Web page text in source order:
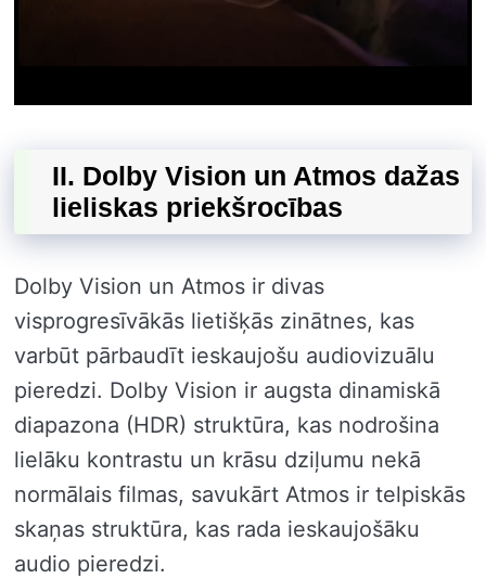
II. Dolby Vision un Atmos dažas
lieliskas priekšrocības
Dolby Vision un Atmos ir divas
visprogresīvākās lietišķās zinātnes, kas
varbūt pārbaudīt ieskaujošu audiovizuālu
pieredzi. Dolby Vision ir augsta dinamiskā
diapazona (HDR) struktūra, kas nodrošina
lielāku kontrastu un krāsu dziļumu nekā
normālais filmas, savukārt Atmos ir telpiskās
skaņas struktūra, kas rada ieskaujošāku
audio pieredzi.